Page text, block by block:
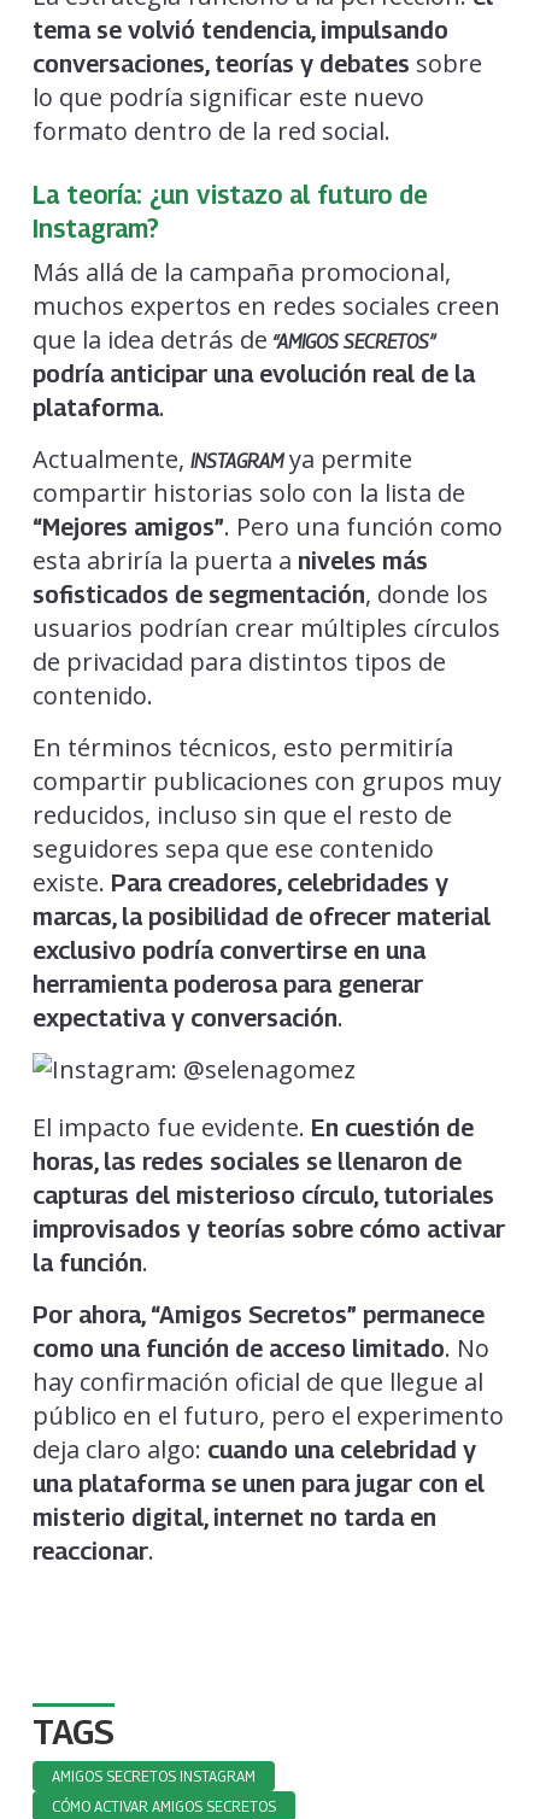
tema se volvió tendencia, impulsando
conversaciones, teorías y debates sobre
lo que podría significar este nuevo
formato dentro de la red social.
La teoría: ¿un vistazo al futuro de
Instagram?
Más allá de la campaña promocional,
muchos expertos en redes sociales creen
que la idea detrás de “AMIGOS SECRETOS”
podría anticipar una evolución real de la
plataforma.
Actualmente, INSTAGRAMya permite
compartir historias solo con la lista de
“Mejores amigos”. Pero una función como
esta abriría la puerta a niveles más
sofisticados de segmentación, donde los
usuarios podrían crear múltiples círculos
de privacidad para distintos tipos de
contenido.
En términos técnicos, esto permitiría
compartir publicaciones con grupos muy
reducidos, incluso sin que el resto de
seguidores sepa que ese contenido
existe. Para creadores, celebridades y
marcas, la posibilidad de ofrecer material
exclusivo podría convertirse en una
herramienta poderosa para generar
expectativa y conversación.
El impacto fue evidente. En cuestión de
horas, las redes sociales se llenaron de
capturas del misterioso círculo, tutoriales
improvisados y teorías sobre cómo activar
la función.
Por ahora, “Amigos Secretos” permanece
como una función de acceso limitado. No
hay confirmación oficial de que llegue al
público en el futuro, pero el experimento
deja claro algo: cuando una celebridad y
una plataforma se unen para jugar con el
misterio digital, internet no tarda en
reaccionar.
TAGS
AMIGOS SECRETOS INSTAGRAM
CÓMO ACTIVAR AMIGOS SECRETOS